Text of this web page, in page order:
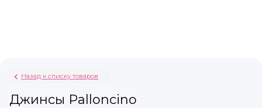
Назад к списку товаров
Джинсы Palloncino